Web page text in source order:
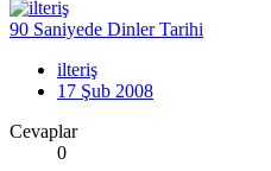
90 Saniyede Dinler Tarihi
ilteriş
17 Şub 2008
Cevaplar
0